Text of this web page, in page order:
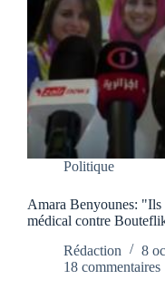
Politique
Amara Benyounes: "Ils
médical contre
Rédaction
8
18 commentaires